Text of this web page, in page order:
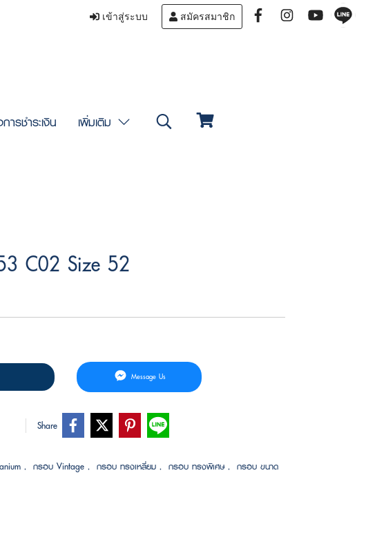
เข้าสู่ระบบ สมัครสมาชิก
ารชำระเงิน เพิ่มเติม
C02 Size 52
Message Us
Share
, กรอบ Vintage , กรอบ ทรงเหลี่ยม , กรอบ ทรงพิเศษ, กรอบ ขนาด